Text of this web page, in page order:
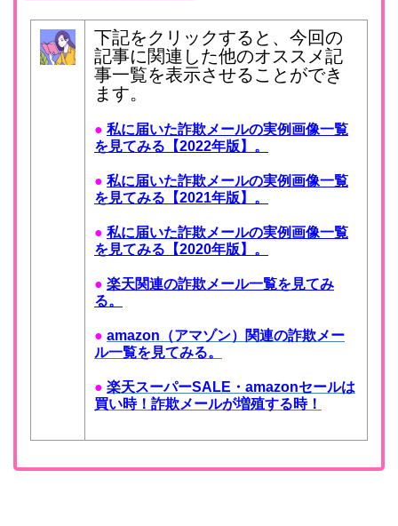
下記をクリックすると、今回の
記事に関連した他のオススメ記
事一覧を表示させることができ
ます。
● 私に届いた詐欺メールの実例画像一覧
を見てみる【2022年版】。
● 私に届いた詐欺メールの実例画像一覧
を見てみる【2021年版】。
● 私に届いた詐欺メールの実例画像一覧
を見てみる【2020年版】。
● 楽天関連の詐欺メール一覧を見てみ
る。
● amazon（アマゾン）関連の詐欺メー
ル一覧を見てみる。
● 楽天スーパーSALE・amazonセールは
買い時！詐欺メールが増殖する時！